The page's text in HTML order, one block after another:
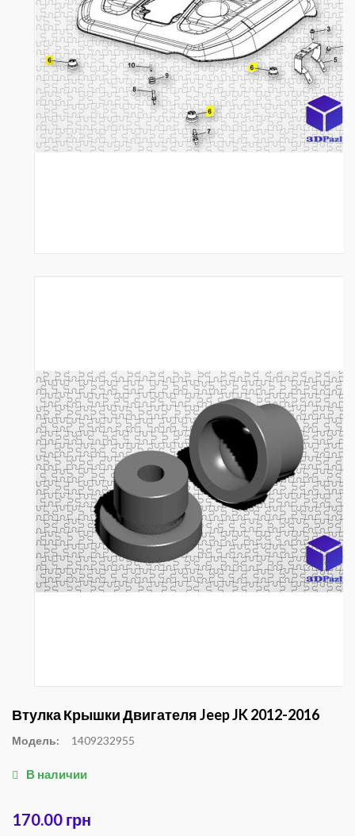
Втулка Крышки Двигателя Jeep JK 2012-2016
Модель: 1409232955
В наличии
170.00 грн